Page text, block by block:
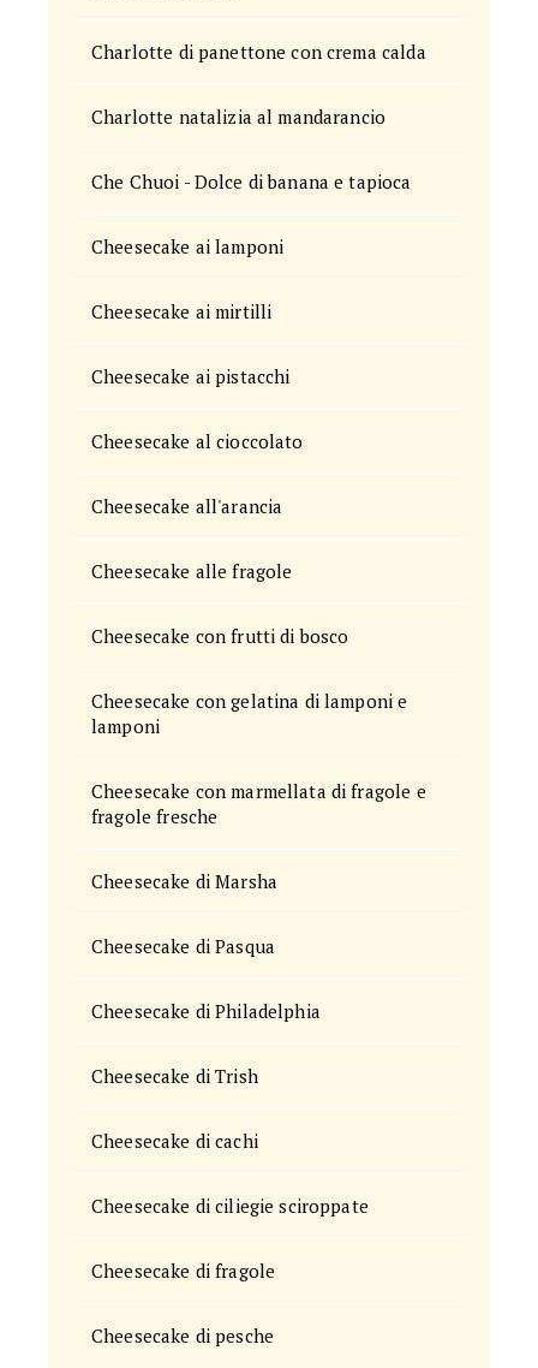
Charlotte di panettone con crema calda
Charlotte natalizia al mandarancio
Che Chuoi - Dolce di banana e tapioca
Cheesecake ai lamponi
Cheesecake ai mirtilli
Cheesecake ai pistacchi
Cheesecake al cioccolato
Cheesecake all'arancia
Cheesecake alle fragole
Cheesecake con frutti di bosco
Cheesecake con gelatina di lamponi e
lamponi
Cheesecake con marmellata di fragole e
fragole fresche
Cheesecake di Marsha
Cheesecake di Pasqua
Cheesecake di Philadelphia
Cheesecake di Trish
Cheesecake di cachi
Cheesecake di ciliegie sciroppate
Cheesecake di fragole
Cheesecake di pesche